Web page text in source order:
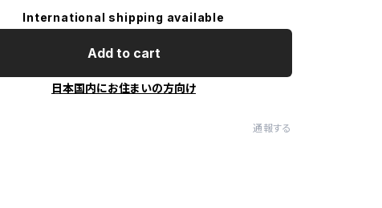
International shipping available
Add to cart
日本国内にお住まいの方向け
通報する